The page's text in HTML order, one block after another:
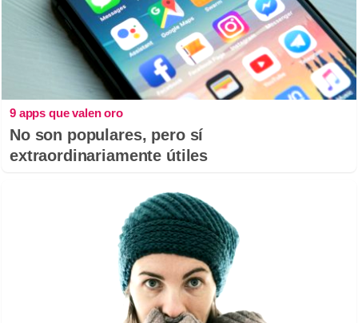
9 apps que valen oro
No son populares, pero sí
extraordinariamente útiles